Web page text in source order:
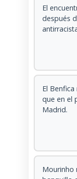
El
después
El
que en el
Madrid.
Mourinho